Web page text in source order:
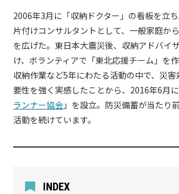
2006年3月に「収納ドクター」の看板を立
片付けコンサルタントとして、一般家庭か
を広げた。東日本大震災後、収納アドバイ
け、ボランティアで「東北応援チーム」を
収納作業など5年にわたる活動の中で、災
要性を強く実感したことから、2016年6月
ランナー協会 」を設立。防災備蓄が当たり
活動を続けています。
INDEX